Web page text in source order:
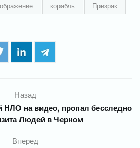
корабль
Призрак
Назад
НЛО на видео, пропал бесследно
Людей в Черном
Вперед